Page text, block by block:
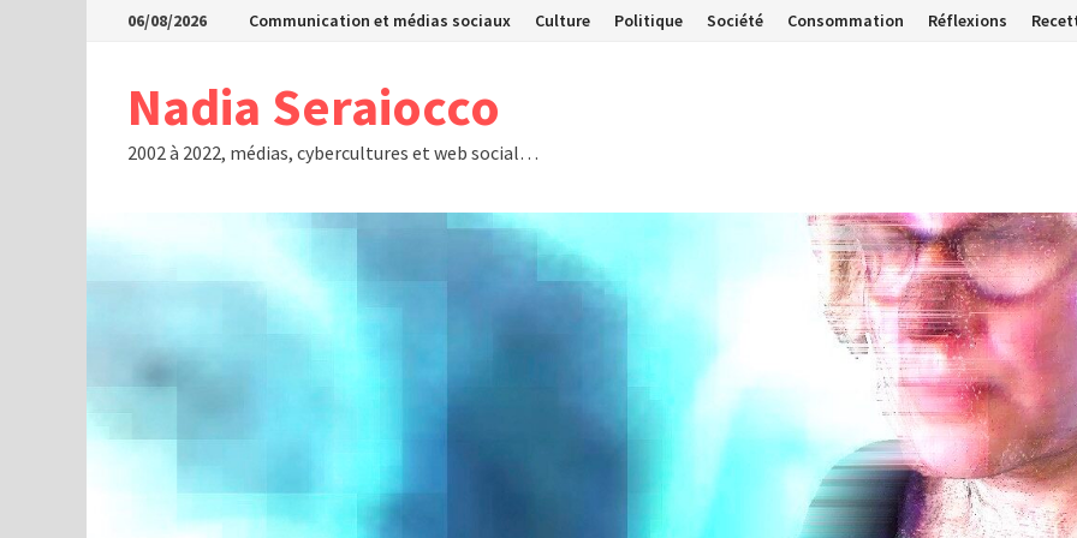
Passer06/08/2026 Communication et médias sociaux Culture Politique Société Consommation Réflexions
Nadia Seraiocco
2002 à 2022, médias, cybercultures et web social…